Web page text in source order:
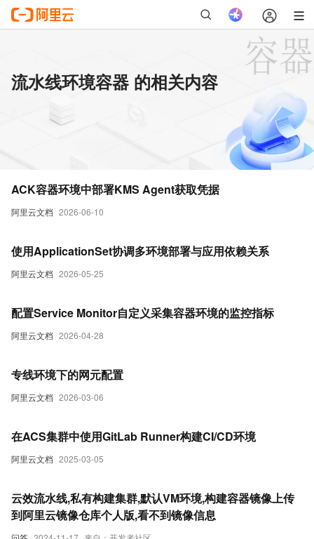
流水线环境容器 的相关内容
阿里云文档 2026-06-10
ACK容器环境中部署KMS Agent获取凭据
阿里云文档 2026-05-25
使用ApplicationSet协调多环境部署与应用依赖关系
阿里云文档 2026-04-28
配置Service Monitor自定义采集容器环境的监控指标
阿里云文档 2026-03-06
专线环境下的网元配置
阿里云文档 2025-03-05
在ACS集群中使用GitLab Runner构建CI/CD环境
云效流水线,私有构建集群,默认VM环境,构建容器镜像上传
到阿里云镜像仓库个人版,看不到镜像信息